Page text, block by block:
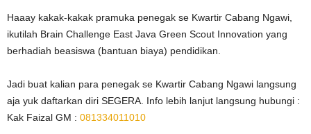
Haaay kakak-kakak pramuka penegak se Kwartir Cabang Ngawi,
ikutilah Brain Challenge East Java Green Scout Innovation yang
berhadiah beasiswa (bantuan biaya) pendidikan.
Jadi buat kalian para penegak se Kwartir Cabang Ngawi langsung
aja yuk daftarkan diri SEGERA. Info lebih lanjut langsung hubungi :
Kak Faizal GM : 081334011010